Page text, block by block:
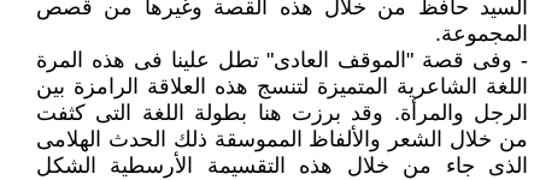
السيد حافظ من خلال هذه القصة وغيرها من قصص
المجموعة.
- وفى قصة "الموقف العادى" تطل علينا فى هذه المرة
اللغة الشاعرية المتميزة لتنسج هذه العلاقة الرامزة بين
الرجل والمرأة. وقد برزت هنا بطولة اللغة التى كثفت
من خلال الشعر والألفاظ المموسقة ذلك الحدث الهلامى
الذى جاء من خلال هذه التقسيمة الأرسطية الشكل